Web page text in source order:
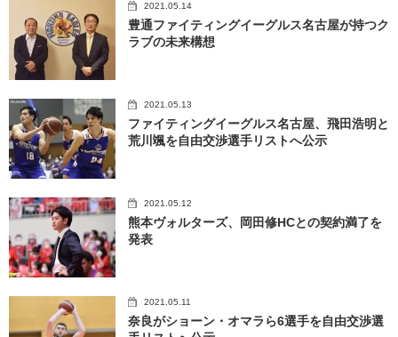
2021.05.14
豊通ファイティングイーグルス名古屋が持つク
ラブの未来構想
2021.05.13
ファイティングイーグルス名古屋、飛田浩明と
荒川颯を自由交渉選手リストへ公示
2021.05.12
熊本ヴォルターズ、岡田修HCとの契約満了を
発表
2021.05.11
奈良がショーン・オマラら6選手を自由交渉選